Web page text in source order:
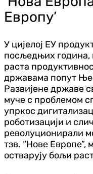
Европу’
У цијелој ЕУ
посљедњих година,
раста
државама попут
Развијене државе
муче с проблемом
упркос
роботизацији и
револуционирали
тзв. “Нове Европе”,
остварују бољи